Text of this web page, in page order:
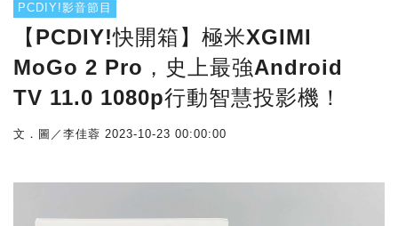
PCDIY!影音節目
【PCDIY!快開箱】極米XGIMI
MoGo 2 Pro，史上最強Android
TV 11.0 1080p行動智慧投影機！
文．圖／李佳蓉 2023-10-23 00:00:00